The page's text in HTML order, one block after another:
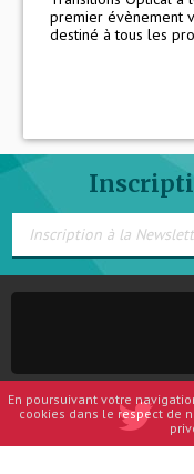
premier évènement
destiné à tous les
En poursuivant votre
cookies dans le respect de